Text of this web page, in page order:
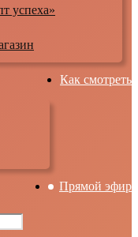
успеха»
Как смотреть
Прямой эфир